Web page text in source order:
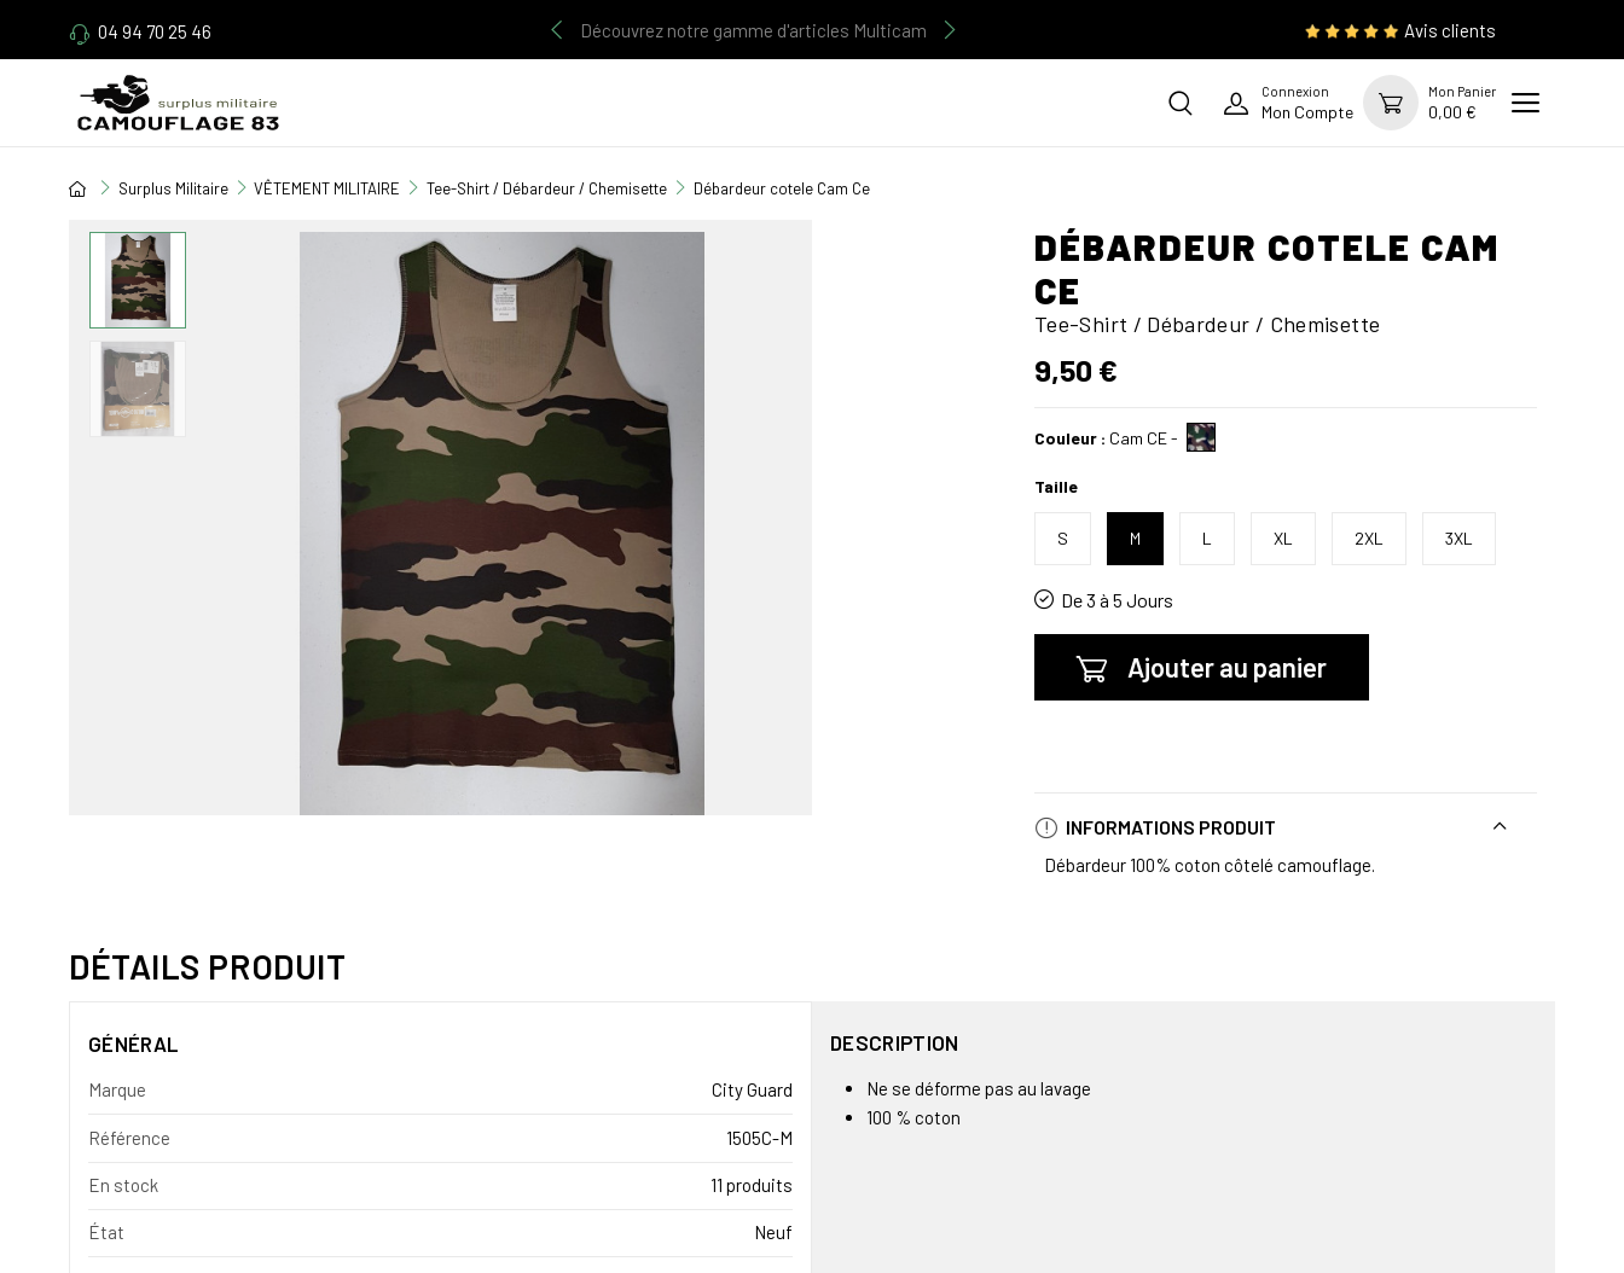
04 94 70 25 46 Découvrez notre gamme d'articles Multicam Avis clients
Connexion
Mon Compte
Mon Panier
0,00 €
Surplus Militaire VÊTEMENT MILITAIRE Tee-Shirt / Débardeur / Chemisette Débardeur cotele Cam Ce
DÉBARDEUR COTELE CAM
CE
Tee-Shirt / Débardeur / Chemisette
9,50 €
Couleur : Cam CE-
Taille
S M L XL 2XL 3XL
De 3 à 5 Jours
Ajouter au panier
INFORMATIONS PRODUIT
Débardeur 100% coton côtelé camouflage.
DÉTAILS PRODUIT
GÉNÉRAL
Marque City Guard
Référence 1505C-M
En stock 11 produits
État Neuf
DESCRIPTION
Ne se déforme pas au lavage
100 % coton